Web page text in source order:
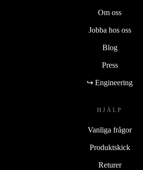
Om oss
Jobba hos oss
Blog
Press
↪ Engineering
HJÄLP
Vanliga frågor
Produktskick
Returer